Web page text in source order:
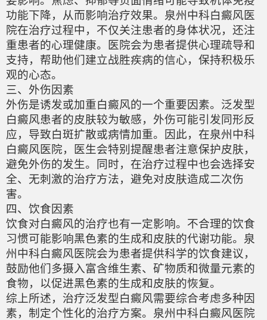
功能下降，从而影响治疗效果。泉州中科白癜风医
院在治疗过程中，不仅关注患者的身体状况，还注
重患者的心理健康。医院会为患者提供心理疏导和
支持，帮助他们建立战胜疾病的信心，保持积极乐
观的心态。
三、外伤因素
外伤是诱发或加重白癜风的一个重要因素。泛发型
白癜风患者的皮肤较为敏感，外伤可能引发同形反
应，导致白斑扩散或病情加重。因此，在泉州中科
白癜风医院，医生会特别提醒患者注意保护皮肤，
避免外伤的发生。同时，在治疗过程中也会选择安
全、无刺激的治疗方法，避免对皮肤造成二次伤
害。
四、饮食因素
饮食对白癜风的治疗也有一定影响。不合理的饮食
习惯可能影响黑色素的生成和皮肤的代谢功能。泉
州中科白癜风医院会为患者提供科学的饮食建议，
鼓励他们多摄入富含维生素、矿物质和微量元素的
食物，以促进黑色素的生成和皮肤的恢复。
综上所述，治疗泛发型白癜风需要综合考虑多种因
素，制定个性化的治疗方案。泉州中科白癜风医院